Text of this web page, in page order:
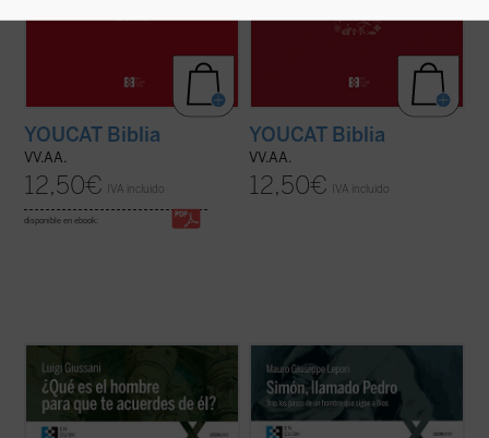
YOUCAT Biblia
VV.AA.
12,50€ IVA incluido
disponible en ebook:
YOUCAT Biblia
VV.AA.
12,50€ IVA incluido
El presente libro recoge los comentarios
realizados por don Giussani a una
cuarentena de salmos y textos
significativos del Antiguo Testamento, al
hilo de la Liturgia. «La lectura de estos
comentarios de don Giussani a los salmos
sencilla, profunda y apasionada de la vida
de san Pedro desde que conoció a Jesús y,
dejándolo todo, lo siguió, hasta su último
Lepori nos ...